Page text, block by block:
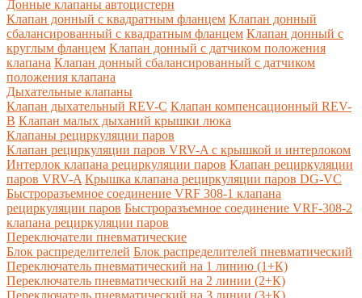
Донные клапаны автоцистерн
Клапан донный с квадратным фланцем Клапан донный
сбалансированный с квадратным фланцем Клапан донный с
круглым фланцем Клапан донный с датчиком положения
клапана Клапан донный сбалансированный с датчиком
положения клапана
Дыхательные клапаны
Клапан дыхательный REV-C Клапан компенсационный REV-
B Клапан малых дыханий крышки люка
Клапаны рециркуляции паров
Клапан рециркуляции паров VRV-A с крышкой и интерлоком
Интерлок клапана рециркуляции паров Клапан рециркуляции
паров VRV-A Крышка клапана рециркуляции паров DG-VC
Быстроразъемное соединение VRF 308-1 клапана
рециркуляции паров Быстроразъемное соединение VRF-308-2
клапана рециркуляции паров
Переключатели пневматические
Блок распределителей Блок распределителей пневматический
Переключатель пневматический на 1 линию (1+К)
Переключатель пневматический на 2 линии (2+К)
Переключатель пневматический на 3 линии (3+К)